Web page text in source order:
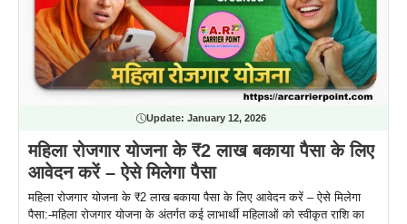
Update: January 12, 2026
महिला रोजगार योजना के ₹2 लाख बकाया पैसा के लिए
आवेदन करें – ऐसे मिलेगा पैसा
महिला रोजगार योजना के ₹2 लाख बकाया पैसा के लिए आवेदन करें – ऐसे मिलेगा
पैसा:-महिला रोजगार योजना के अंतर्गत कई लाभार्थी महिलाओं को स्वीकृत राशि का